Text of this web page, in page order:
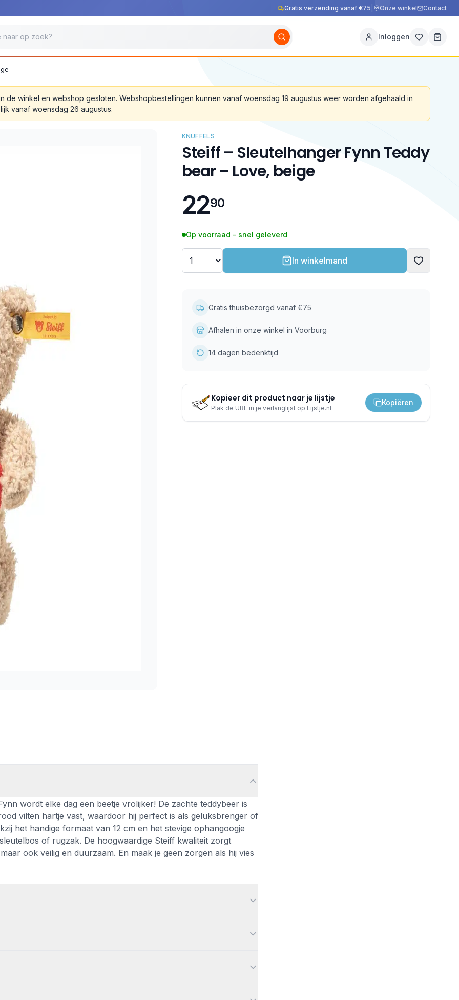
Gratis verzending vanaf €75 Onze winkel Contact
Inloggen
de winkel en webshop gesloten. Webshopbestellingen kunnen vanaf woensdag 19 augustus weer worden afgehaald in
vanaf woensdag 26 augustus.
KNUFFELS
Steiff – Sleutelhanger Fynn Teddy
bear – Love, beige
2290
Op voorraad - snel geleverd
In winkelmand
Gratis thuisbezorgd vanaf €75
Afhalen in onze winkel in Voorburg
14 dagen bedenktijd
Kopieer dit product naar je lijstje
Plak de URL in je verlanglijst op Lijstje.nl
Kopiëren
wordt elke dag een beetje vrolijker! De zachte teddybeer is
vilten hartje vast, waardoor hij perfect is als geluksbrenger of
het handige formaat van 12 cm en het stevige ophangoogje
of rugzak. De hoogwaardige Steiff kwaliteit zorgt
ook veilig en duurzaam. En maak je geen zorgen als hij vies